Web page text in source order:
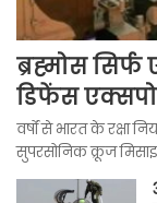
ब्रह्मोस
डिफेंस
वर्षों से भारत के रक्षा
सुपरसोनिक क्रूज